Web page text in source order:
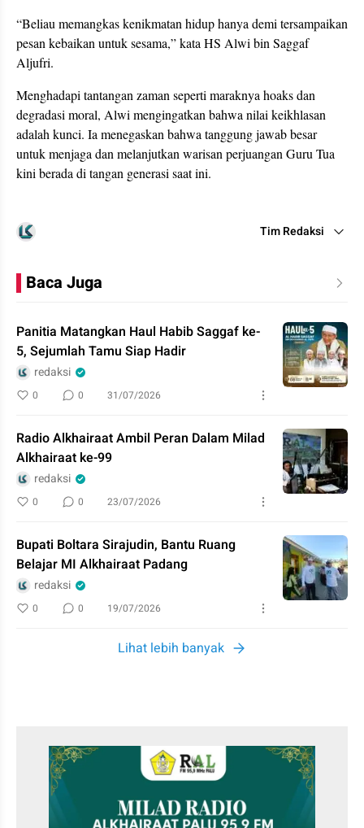
“Beliau memangkas kenikmatan hidup hanya demi tersampaikan
pesan kebaikan untuk sesama,” kata HS Alwi bin Saggaf
Aljufri.
Menghadapi tantangan zaman seperti maraknya hoaks dan
degradasi moral, Alwi mengingatkan bahwa nilai keikhlasan
adalah kunci. Ia menegaskan bahwa tanggung jawab besar
untuk menjaga dan melanjutkan warisan perjuangan Guru Tua
kini berada di tangan generasi saat ini.
Tim Redaksi
Baca Juga
Panitia Matangkan Haul Habib Saggaf ke-
5, Sejumlah Tamu Siap Hadir
redaksi
0 0 31/07/2026
Radio Alkhairaat Ambil Peran Dalam Milad
Alkhairaat ke-99
redaksi
0 0 23/07/2026
Bupati Boltara Sirajudin, Bantu Ruang
Belajar MI Alkhairaat Padang
redaksi
0 0 19/07/2026
Lihat lebih banyak